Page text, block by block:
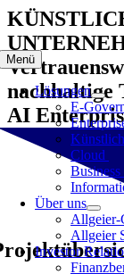
Zum
Inhalt
springen
Menü
Lösungen
E-
Cloud
Über uns
Allgeier-
Allgeier
Investor
nachhaltige
AI